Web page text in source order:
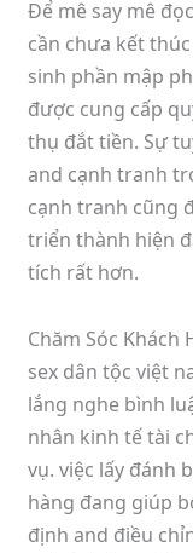
Để mê say mê
cần chưa kết
sinh phần mập
được cung cấp
thụ đắt tiền. Sự
and cạnh tranh
cạnh tranh cũng
triển thành hiện
tích rất hơn.
Chăm Sóc Khách
sex dân tộc việt
lắng nghe bình
nhân kinh tế tài
vụ. việc lấy đánh
hàng đang giúp
định and điều